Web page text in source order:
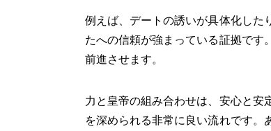
例えば、デートの誘いが具体化した
たへの信頼が強まっている証拠です
前進させます。
力と皇帝の組み合わせは、安心と安
を深められる非常に良い流れです。